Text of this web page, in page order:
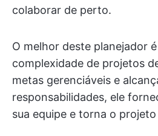
colaborar de perto.
O melhor deste planejador
complexidade de projetos
metas gerenciáveis e
responsabilidades, ele
sua equipe e torna o